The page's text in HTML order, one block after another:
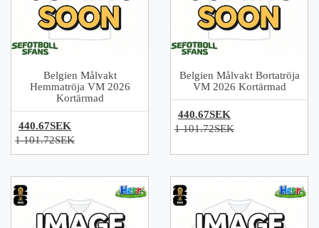
Belgien Målvakt
Hemmatröja VM 2026
Kortärmad
440.67SEK
1 101.72SEK
Belgien Målvakt Bortatröja
VM 2026 Kortärmad
440.67SEK
1 101.72SEK